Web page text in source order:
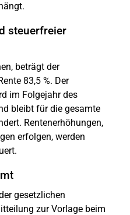
steuerfreier
beträgt der
83,5 %. Der
im Folgejahr des
bleibt für die gesamte
Rentenerhöhungen,
erfolgen, werden
gesetzlichen
zur Vorlage beim